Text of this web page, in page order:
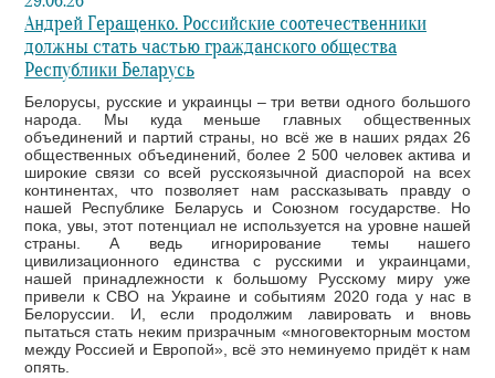
Андрей Геращенко. Российские соотечественники
должны стать частью гражданского общества
Республики Беларусь
Белорусы, русские и украинцы – три ветви одного большого
народа. Мы куда меньше главных общественных
объединений и партий страны, но всё же в наших рядах 26
общественных объединений, более 2 500 человек актива и
широкие связи со всей русскоязычной диаспорой на всех
континентах, что позволяет нам рассказывать правду о
нашей Республике Беларусь и Союзном государстве. Но
пока, увы, этот потенциал не используется на уровне нашей
страны. А ведь игнорирование темы нашего
цивилизационного единства с русскими и украинцами,
нашей принадлежности к большому Русскому миру уже
привели к СВО на Украине и событиям 2020 года у нас в
Белоруссии. И, если продолжим лавировать и вновь
пытаться стать неким призрачным «многовекторным мостом
между Россией и Европой», всё это неминуемо придёт к нам
опять.